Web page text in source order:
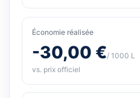
Économie réalisée
-30,00 €/ 1000 L
vs. prix officiel